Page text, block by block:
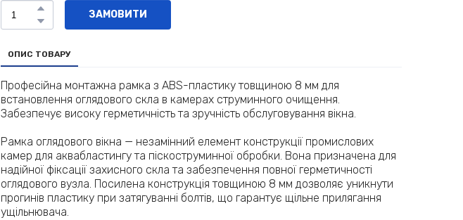
ЗАМОВИТИ
ОПИС ТОВАРУ
Професійна монтажна рамка з ABS-пластику товщиною 8 мм для
встановлення оглядового скла в камерах струминного очищення.
Забезпечує високу герметичність та зручність обслуговування вікна.
Рамка оглядового вікна — незамінний елемент конструкції промислових
камер для аквабластингу та піскоструминної обробки. Вона призначена для
надійної фіксації захисного скла та забезпечення повної герметичності
оглядового вузла. Посилена конструкція товщиною 8 мм дозволяє уникнути
прогинів пластику при затягуванні болтів, що гарантує щільне прилягання
ущільнювача.